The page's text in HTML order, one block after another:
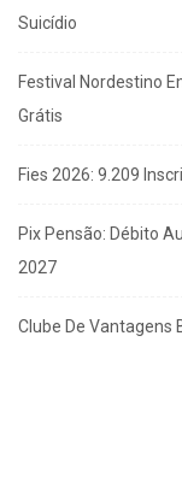
Suicídio
Festival Nordestino
Grátis
Fies 2026: 9.209
Pix Pensão: Débito
2027
Clube De Vantagens